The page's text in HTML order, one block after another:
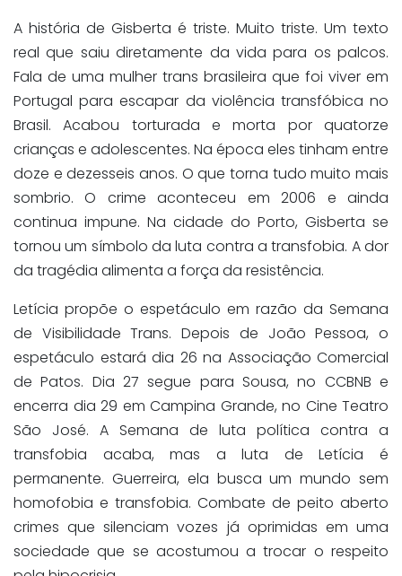
A história de Gisberta é triste. Muito triste. Um texto
real que saiu diretamente da vida para os palcos.
Fala de uma mulher trans brasileira que foi viver em
Portugal para escapar da violência transfóbica no
Brasil. Acabou torturada e morta por quatorze
crianças e adolescentes. Na época eles tinham entre
doze e dezesseis anos. O que torna tudo muito mais
sombrio. O crime aconteceu em 2006 e ainda
continua impune. Na cidade do Porto, Gisberta se
tornou um símbolo da luta contra a transfobia. A dor
da tragédia alimenta a força da resistência.
Letícia propõe o espetáculo em razão da Semana
de Visibilidade Trans. Depois de João Pessoa, o
espetáculo estará dia 26 na Associação Comercial
de Patos. Dia 27 segue para Sousa, no CCBNB e
encerra dia 29 em Campina Grande, no Cine Teatro
São José. A Semana de luta política contra a
transfobia acaba, mas a luta de Letícia é
permanente. Guerreira, ela busca um mundo sem
homofobia e transfobia. Combate de peito aberto
crimes que silenciam vozes já oprimidas em uma
sociedade que se acostumou a trocar o respeito